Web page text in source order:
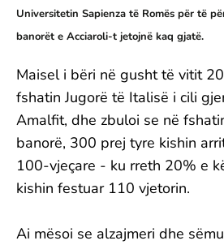
Universitetin Sapienza të Romës për të
banorët e Acciaroli-t jetojnë kaq gjatë.
Maisel i bëri në gusht të vitit
fshatin Jugorë të Italisë i cili
Amalfit, dhe zbuloi se në
banorë, 300 prej tyre kishin
100-vjeçare - ku rreth 20% e
kishin festuar 110 vjetorin.
Ai mësoi se alzajmeri dhe